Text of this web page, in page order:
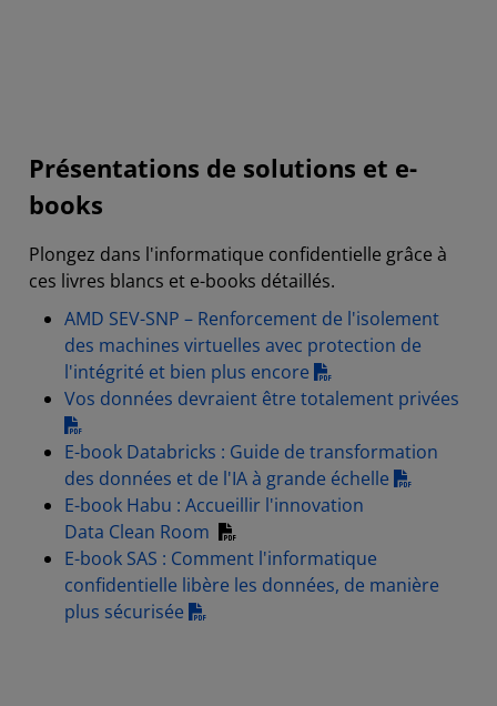
Présentations de solutions et e-
books
Plongez dans l'informatique confidentielle grâce à
ces livres blancs et e-books détaillés.
AMD SEV-SNP – Renforcement de l'isolement
des machines virtuelles avec protection de
l'intégrité et bien plus encore
Vos données devraient être totalement privées
E-book Databricks : Guide de transformation
des données et de l'IA à grande échelle
E-book Habu : Accueillir l'innovation
Data Clean Room
E-book SAS : Comment l'informatique
confidentielle libère les données, de manière
plus sécurisée